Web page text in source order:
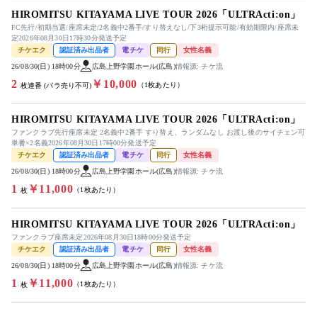
HIROMITSU KITAYAMA LIVE TOUR 2026「ULTRActi:on」
FC先行/初期当選/座席未定/2名義中2番手/すり替えなし/下3桁提示可能/有効期限内/座席未
定2026年08月30日17時30分発送予定
チケエク
認証済み出品者 電チケ 同行 女性名義
26/08/30(日) 18時00分 広島上野学園ホール(広島)情報源: チケ流
2 枚連番 (バラ売り不可) ￥10,000 （1枚あたり）
HIROMITSU KITAYAMA LIVE TOUR 2026「ULTRActi:on」
ファンクラブ先行座席未定 2名義中2番手 すり替え、ランダムなし お渡し後のサイチェン可
単番×2名義2026年08月30日17時00分発送予定
チケエク
認証済み出品者 電チケ 同行 女性名義
26/08/30(日) 18時00分 広島上野学園ホール(広島)情報源: チケ流
1 枚￥11,000 （1枚あたり）
HIROMITSU KITAYAMA LIVE TOUR 2026「ULTRActi:on」
ファンクラブ座席未定2026年08月30日18時00分発送予定
チケエク
認証済み出品者 電チケ 同行 女性名義
26/08/30(日) 18時00分 広島上野学園ホール(広島)情報源: チケ流
1 枚￥11,000 （1枚あたり）